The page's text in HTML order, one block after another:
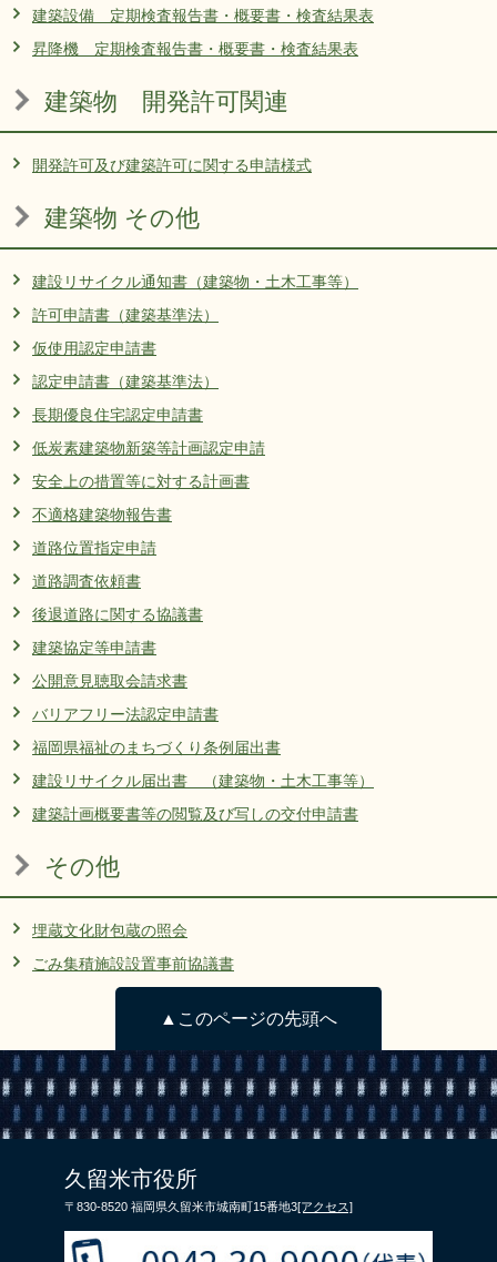
建築設備 定期検査報告書・概要書・検査結果表
昇降機 定期検査報告書・概要書・検査結果表
建築物 開発許可関連
開発許可及び建築許可に関する申請様式
建築物 その他
建設リサイクル通知書（建築物・土木工事等）
許可申請書（建築基準法）
仮使用認定申請書
認定申請書（建築基準法）
長期優良住宅認定申請書
低炭素建築物新築等計画認定申請
安全上の措置等に対する計画書
不適格建築物報告書
道路位置指定申請
道路調査依頼書
後退道路に関する協議書
建築協定等申請書
公開意見聴取会請求書
バリアフリー法認定申請書
福岡県福祉のまちづくり条例届出書
建設リサイクル届出書 （建築物・土木工事等）
建築計画概要書等の閲覧及び写しの交付申請書
その他
埋蔵文化財包蔵の照会
ごみ集積施設設置事前協議書
▲このページの先頭へ
久留米市役所
〒830-8520 福岡県久留米市城南町15番地3[アクセス]